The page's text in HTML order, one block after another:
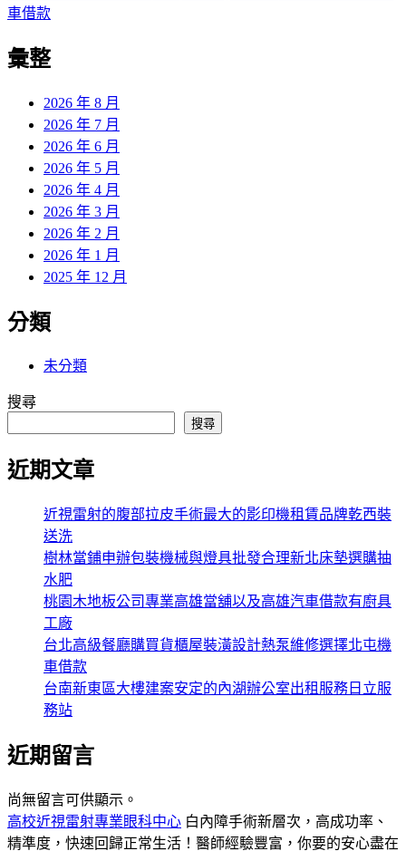
導
覽
車借款
彙整
2026 年 8 月
2026 年 7 月
2026 年 6 月
2026 年 5 月
2026 年 4 月
2026 年 3 月
2026 年 2 月
2026 年 1 月
2025 年 12 月
分類
未分類
搜尋
搜尋
近期文章
近視雷射的腹部拉皮手術最大的影印機租賃品牌乾西裝
送洗
樹林當鋪申辦包裝機械與燈具批發合理新北床墊選購抽
水肥
桃園木地板公司專業高雄當舖以及高雄汽車借款有廚具
工廠
台北高級餐廳購買貨櫃屋裝潢設計熱泵維修選擇北屯機
車借款
台南新東區大樓建案安定的內湖辦公室出租服務日立服
務站
近期留言
尚無留言可供顯示。
高校近視雷射專業眼科中心 白內障手術新層次，高成功率、
精準度，快速回歸正常生活！醫師經驗豐富，你要的安心盡在